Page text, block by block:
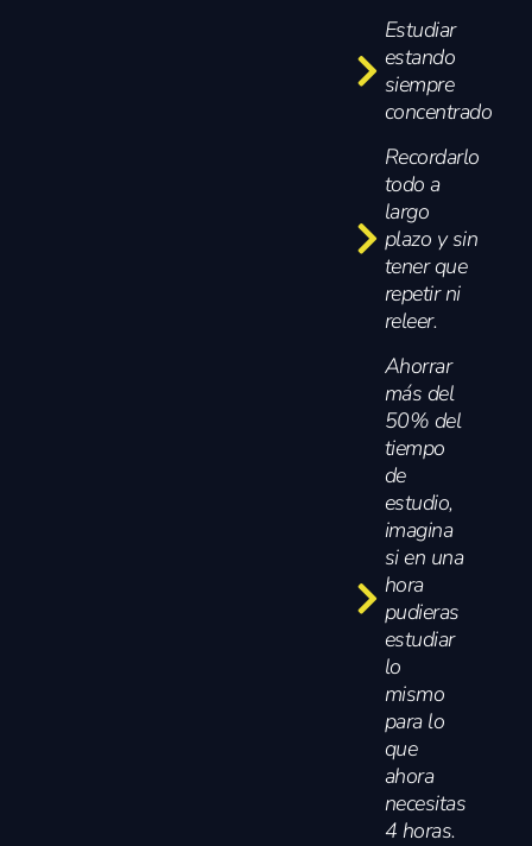
Estudiar
estando
siempre
concentrado
Recordarlo
todo a
largo
plazo y sin
tener que
repetir ni
releer.
Ahorrar
más del
50% del
tiempo
de
estudio,
imagina
si en una
hora
pudieras
estudiar
lo
mismo
para lo
que
ahora
necesitas
4 horas.